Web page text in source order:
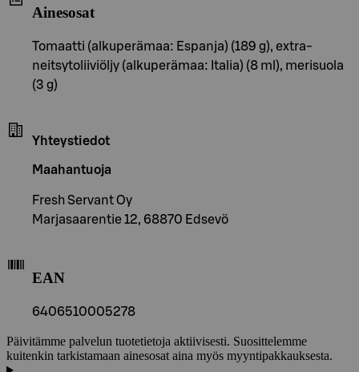
Ainesosat
Tomaatti (alkuperämaa: Espanja) (189 g), extra-
neitsytoliiviöljy (alkuperämaa: Italia) (8 ml), merisuola
(3 g)
Yhteystiedot
Maahantuoja
Fresh Servant Oy
Marjasaarentie 12, 68870 Edsevö
EAN
6406510005278
Päivitämme palvelun tuotetietoja aktiivisesti. Suosittelemme
kuitenkin tarkistamaan ainesosat aina myös myyntipakkauksesta.